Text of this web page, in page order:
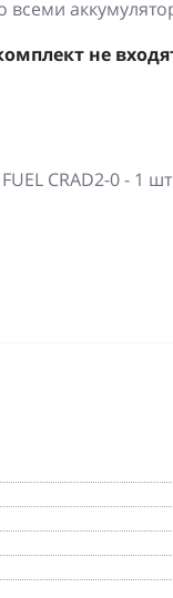
всеми
не
CRAD2-0 - 1